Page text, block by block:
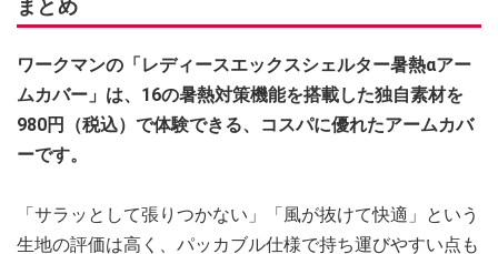
まとめ
ワークマンの「レディースエックスシェルター暑熱αアー
ムカバー」は、16の暑熱対策機能を搭載した独自素材を
980円（税込）で体験できる、コスパに優れたアームカバ
ーです。
「サラッとして張りつかない」「風が抜けて快適」という
生地の評価は高く、パッカブル仕様で持ち運びやすい点も